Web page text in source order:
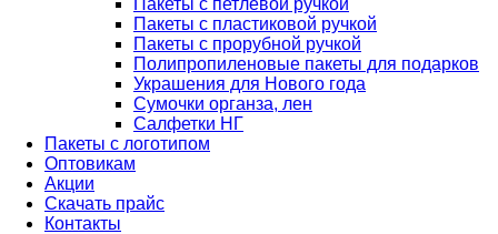
Пакеты с петлевой ручкой
Пакеты с пластиковой ручкой
Пакеты с прорубной ручкой
Полипропиленовые пакеты для подарков
Украшения для Нового года
Сумочки органза, лен
Салфетки НГ
Пакеты с логотипом
Оптовикам
Акции
Скачать прайс
Контакты